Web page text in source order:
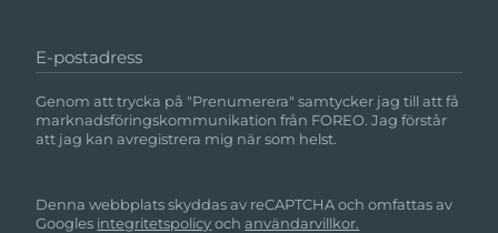
E-postadress
Genom att trycka på "Prenumerera" samtycker jag till att få
marknadsföringskommunikation från FOREO. Jag förstår
att jag kan avregistrera mig när som helst.
Denna webbplats skyddas av reCAPTCHA och omfattas av
Googles integritetspolicyochanvändarvillkor.